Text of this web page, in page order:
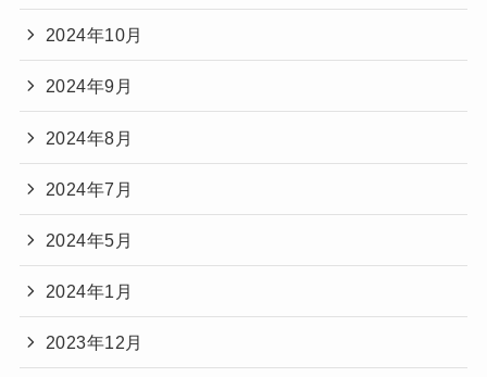
2024年10月
2024年9月
2024年8月
2024年7月
2024年5月
2024年1月
2023年12月